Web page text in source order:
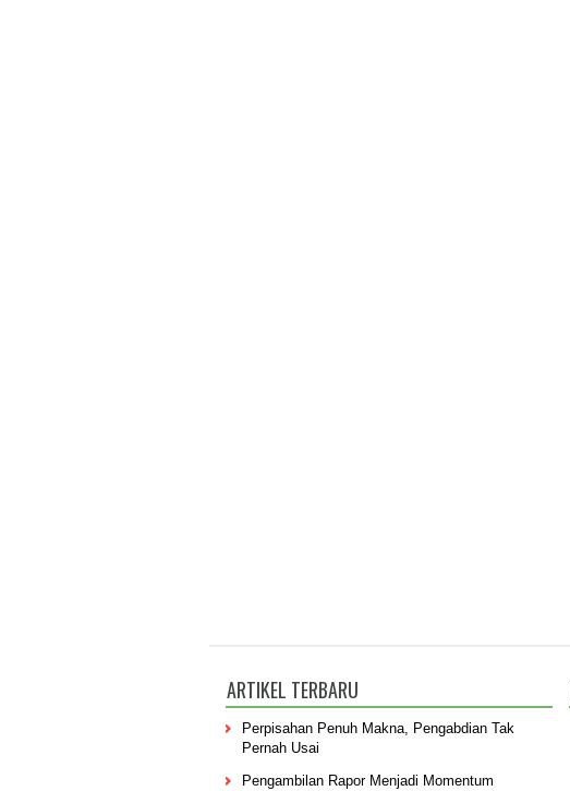
ARTIKEL TERBARU
Perpisahan Penuh Makna, Pengabdian Tak
Pernah Usai
Pengambilan Rapor Menjadi Momentum